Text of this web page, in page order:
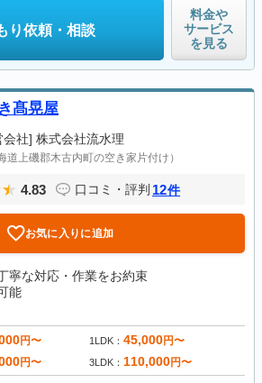
り依頼・相談
料金や
サービス
を見る
髙晃屋
会社] 株式会社流水理
道上磯郡木古内町の空き家片付け）
4.83 口コミ・評判 12件
お気に入りに追加
寧な対応・作業をお約束
能
円〜 1LDK 45,000円〜
円〜 3LDK 110,000円〜